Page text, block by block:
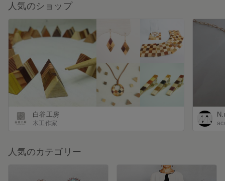
人気のショップ
白谷工房
木工作家
人気のカテゴリー